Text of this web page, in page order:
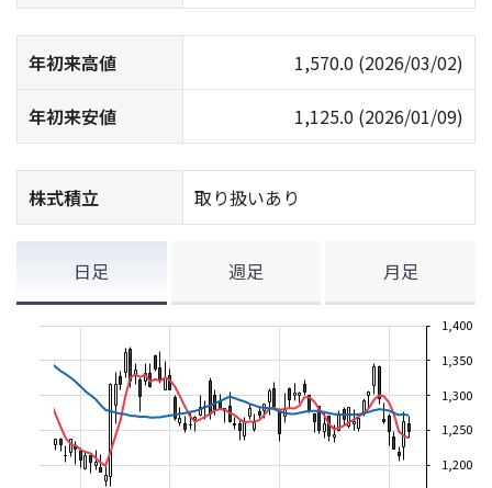
年初来高値 1,570.0 (2026/03/02)
年初来安値 1,125.0 (2026/01/09)
株式積立 取り扱いあり
日足 週足 月足
1,200
1,250
1,300
1,350
1,400